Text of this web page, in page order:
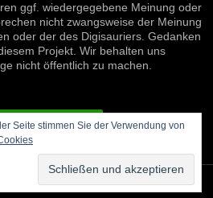
ggf. wiedergegebene Meinung oder
nicht zwangsweise der Meinung
oder der des Digisauriers. Gedanken
Projekt. Wir behalten uns
nicht öffentlich zu machen.
WIDERRUFEN
Seite stimmen Sie der Verwendung von
von WordPress